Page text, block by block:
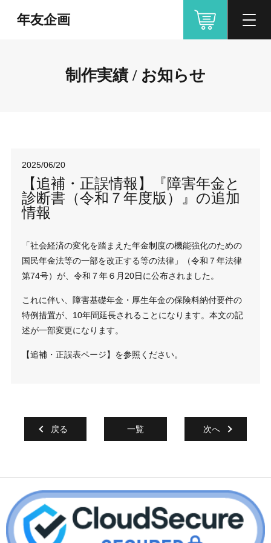
年友企画
制作実績 / お知らせ
2025/06/20
【追補・正誤情報】『障害年金と
診断書（令和７年度版）』の追加
情報
「社会経済の変化を踏まえた年金制度の機能強化のための
国民年金法等の一部を改正する等の法律」（令和７年法律
第74号）が、令和７年６月 20日に公布されました。
これに伴い、障害基礎年金・厚生年金の保険料納付要件の
特例措置が、 10年間延長されることになります。本文の記
述が一部変更になります。
【追補・正誤表ページ】 を参照ください。
戻る 一覧 次へ